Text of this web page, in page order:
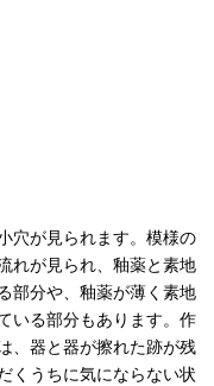
穴が見られます。模様の
れが見られ、釉薬と素地
部分や、釉薬が薄く素地
いる部分もあります。作
、器と器が擦れた跡が残
くうちに気にならない状